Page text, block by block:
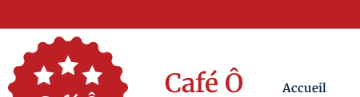
Café Ô
Accueil